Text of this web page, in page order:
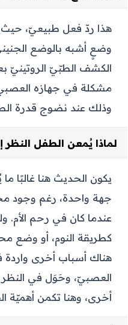
هذا ردّ فعل طبيعيّ، حيث
وضعٍ أشبه بالوضع
الكشف الطبّيّ الروتينيّ
مشكلة في جهازه
وذلك عند نضوج قدرة
لماذا يُمعن الطفل
جهة واحدة، رغم وجود
عندما كان في رحم الأم.
كطريقة النوم، أو وضع
هناك أسباب أخرى واردة
العصبيّ، وحَوَل في النظر
أخرى، وهنا تكمن